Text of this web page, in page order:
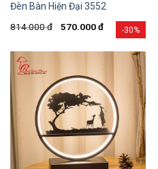
-30%
Đèn Bàn Hiện Đại 3552
814.000đ 570.000đ